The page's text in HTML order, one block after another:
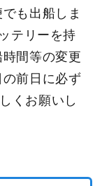
も出船しま
テリーを持
間等の変更
前日に必ず
くお願いし